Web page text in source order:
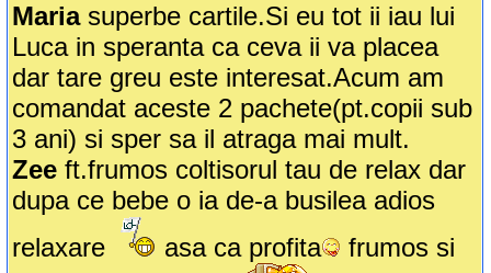
Mariasuperbe cartile.Si eu tot ii iau lui
Luca in speranta ca ceva ii va placea
dar tare greu este interesat.Acum am
comandat aceste 2 pachete(pt.copii sub
3 ani) si sper sa il atraga mai mult.
Zee ft.frumos coltisorul tau de relax dar
dupa ce bebe o ia de-a busilea adios
relaxare
asa ca profita
frumos si